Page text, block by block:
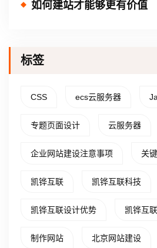
如何建站才能够更有价值
标签
CSS ecs云服务器
专题页面设计 云服务器
企业网站建设注意事项 关
凯铧互联 凯铧互联科技
凯铧互联设计优势 凯铧互
制作网站 北京网站建设